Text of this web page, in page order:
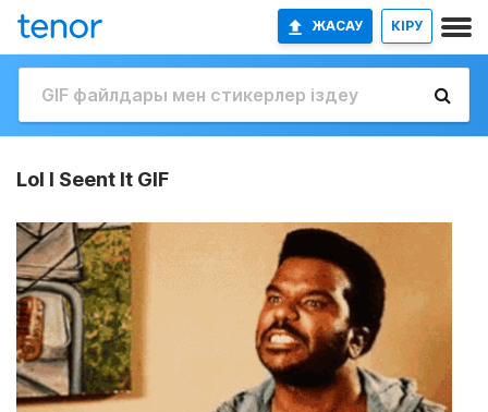
ЖАСАУ КІРУ
Lol I Seent It GIF